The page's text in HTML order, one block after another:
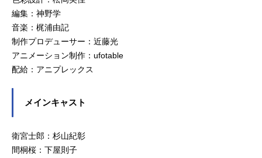
編集：神野学
音楽：梶浦由記
制作プロデューサー：近藤光
アニメーション制作：ufotable
配給：アニプレックス
メインキャスト
衛宮士郎：杉山紀彰
間桐桜：下屋則子